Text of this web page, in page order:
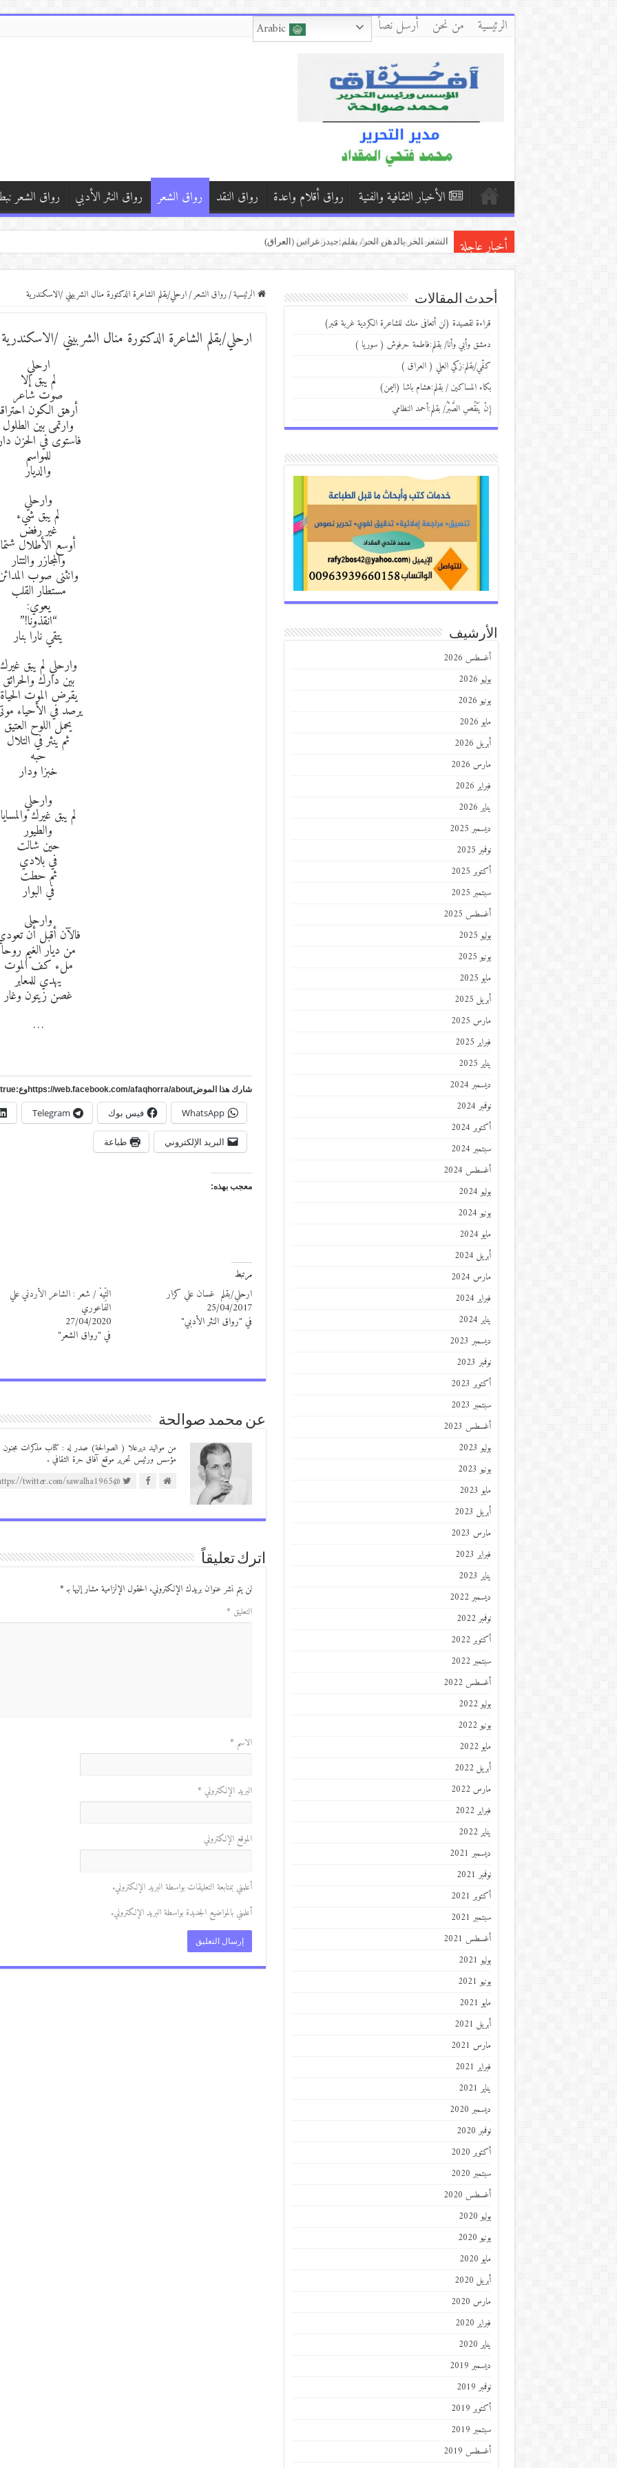
الرئيسية من نحن أرسل نصاً Arabic
الأخبار الثقافية والفنية رواق أقلام واعدة رواق النقد رواق الشعر رواق النثر الأدبي رواق الشعر
أخبار عاجلة قراءة لقصيدة (لن أتعافى منك للشاعرة الكردية غربة قنبر)
دمشق وأبي وأنا/ بقلم:فاطمة حرفوش ( سوريا )
قراءة في قصيدة حميد سعيد مهرجان الغياب
الرئيسية/رواق الشعر/ارحلي/بقلم الشاعرة الدكتورة منال الشربيني /الاسكندرية
ارحلي/بقلم الشاعرة الدكتورة منال الشربيني /الاسكندرية
ارحلي
لم يبق إلا
صوت شاعر
أرهق الكون
وارتمى بين الطلول
فاستوى في الحزن
للمواسم
والديار
وارحلي
لم يبق شيء
غير رفض
أوسع الأطلال شتما
والمجازر والتتار
وانثنى صوب
مستطار القلب
يعوي:
“انقذونا!”
يتقي نارا بنار
وارحلي لم يبق غيرك
بين دارك والحرائق
يقرض الموت الحياة
يرصد في الأحياء
يحمل اللوح العتيق
ثم ينثر في التلال
حبه
خبزا ودار
وارحلي
لم يبق غيرك والمسايا
والطيور
حين شالت
في بلادي
ثم حطت
في البوار
وارحلى
فالآن أقبل أن
من ديار الغيم روحا
ملء كف الموت
يهدي للمعابر
غصن زيتون وغار
…
شارك هذا الموضhttps://web.facebook.com/afaqhorra/aboutوع:https://www.pinterest.com/?autologin=true
WhatsApp فيس بوك Telegram
البريد الإلكتروني طباعة
معجب بهذه:
مرتبط
ارحلي/بقلم غسان علي كزار
25/04/2017
في "رواق النثر الأدبي"
التِّيهْ / شعر : الشاعر الأردني علي
الفاعوري
27/04/2020
في "رواق الشعر"
عن محمد صوالحة
مؤسس ورئيس تحرير موقع آفاق حرة الثقافي .
@https://twitter.com/sawalha1965
اترك تعليقاً
لن يتم نشر عنوان بريدك الإلكتروني. الحقول الإلزامية مشار إليها بـ*
التعليق *
الاسم *
البريد الإلكتروني *
الموقع الإلكتروني
أعلمني بمتابعة التعليقات بواسطة البريد الإلكتروني.
أعلمني بالمواضيع الجديدة بواسطة البريد الإلكتروني.
أحدث المقالات
قراءة لقصيدة (لن أتعافى منك للشاعرة الكردية غربة قنبر)
دمشق وأبي وأنا/ بقلم:فاطمة حرفوش ( سوريا )
كفّي/بقلم:زكي العلي ( العراق )
بكاء المساكين / بقلم:هشام باشا (اليمن)
إِنْ يَنْقُصِ الصَّبْرُ/ بقلم:أحمد النظامي
الأرشيف
أغسطس 2026
يوليو 2026
يونيو 2026
مايو 2026
أبريل 2026
مارس 2026
فبراير 2026
يناير 2026
ديسمبر 2025
نوفمبر 2025
أكتوبر 2025
سبتمبر 2025
أغسطس 2025
يوليو 2025
يونيو 2025
مايو 2025
أبريل 2025
مارس 2025
فبراير 2025
يناير 2025
ديسمبر 2024
نوفمبر 2024
أكتوبر 2024
سبتمبر 2024
أغسطس 2024
يوليو 2024
يونيو 2024
مايو 2024
أبريل 2024
مارس 2024
فبراير 2024
يناير 2024
ديسمبر 2023
نوفمبر 2023
أكتوبر 2023
سبتمبر 2023
أغسطس 2023
يوليو 2023
يونيو 2023
مايو 2023
أبريل 2023
مارس 2023
فبراير 2023
يناير 2023
ديسمبر 2022
نوفمبر 2022
أكتوبر 2022
سبتمبر 2022
أغسطس 2022
يوليو 2022
يونيو 2022
مايو 2022
أبريل 2022
مارس 2022
فبراير 2022
يناير 2022
ديسمبر 2021
نوفمبر 2021
أكتوبر 2021
سبتمبر 2021
أغسطس 2021
يوليو 2021
يونيو 2021
مايو 2021
أبريل 2021
مارس 2021
فبراير 2021
يناير 2021
ديسمبر 2020
نوفمبر 2020
أكتوبر 2020
سبتمبر 2020
أغسطس 2020
يوليو 2020
يونيو 2020
مايو 2020
أبريل 2020
مارس 2020
فبراير 2020
يناير 2020
ديسمبر 2019
نوفمبر 2019
أكتوبر 2019
سبتمبر 2019
أغسطس 2019